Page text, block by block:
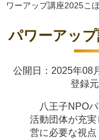
ワーアップ講座2025こ
パワーアップ
公開日：2025年08
登録元
八王子NPOパ
活動団体が充
営に必要な視